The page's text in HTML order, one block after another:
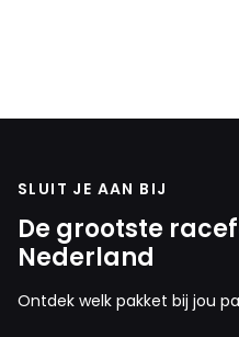
SLUIT JE AAN BIJ
De grootste
Nederland
Ontdek welk pakket bij jou